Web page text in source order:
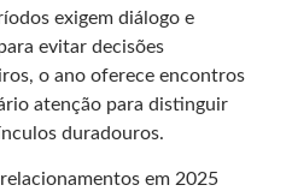
exigem diálogo e
evitar decisões
o ano oferece encontros
atenção para distinguir
duradouros.
em 2025